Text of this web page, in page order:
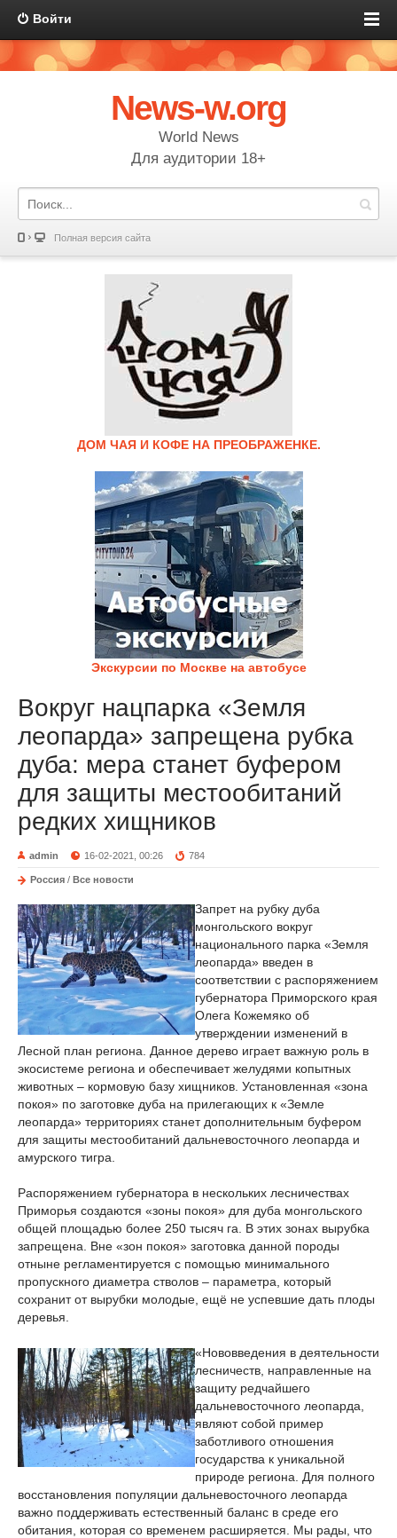
Войти
News-w.org
World News
Для аудитории 18+
Полная версия сайта
ДОМ ЧАЯ И КОФЕ НА ПРЕОБРАЖЕНКЕ.
Экскурсии по Москве на автобусе
Вокруг нацпарка «Земля
леопарда» запрещена рубка
дуба: мера станет буфером
для защиты местообитаний
редких хищников
admin 16-02-2021, 00:26 784
Россия / Все новости
Запрет на рубку дуба
монгольского вокруг
национального парка «Земля
леопарда» введен в
соответствии с распоряжением
губернатора Приморского края
Олега Кожемяко об
утверждении изменений в
Лесной план региона. Данное дерево играет важную роль в
экосистеме региона и обеспечивает желудями копытных
животных – кормовую базу хищников. Установленная «зона
покоя» по заготовке дуба на прилегающих к «Земле
леопарда» территориях станет дополнительным буфером
для защиты местообитаний дальневосточного леопарда и
амурского тигра.
Распоряжением губернатора в нескольких лесничествах
Приморья создаются «зоны покоя» для дуба монгольского
общей площадью более 250 тысяч га. В этих зонах вырубка
запрещена. Вне «зон покоя» заготовка данной породы
отныне регламентируется с помощью минимального
пропускного диаметра стволов – параметра, который
сохранит от вырубки молодые, ещё не успевшие дать плоды
деревья.
«Нововведения в деятельности
лесничеств, направленные на
защиту редчайшего
дальневосточного леопарда,
являют собой пример
заботливого отношения
государства к уникальной
природе региона. Для полного
восстановления популяции дальневосточного леопарда
важно поддерживать естественный баланс в среде его
обитания, которая со временем расширяется. Мы рады, что